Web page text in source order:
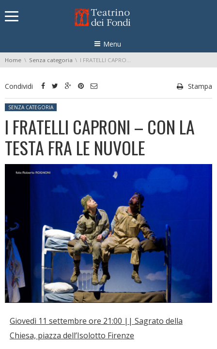
Menu
You are here:
Home Senza categoria I FRATELLI CAPRONI – CON LA TESTA FRA LE NUVOLE
Condividi Stampa
Posted in:
SENZA CATEGORIA
I FRATELLI CAPRONI – CON LA
TESTA FRA LE NUVOLE
Giovedì 11 settembre ore 21:00 || Sagrato della
Chiesa, piazza dell’Isolotto Firenze